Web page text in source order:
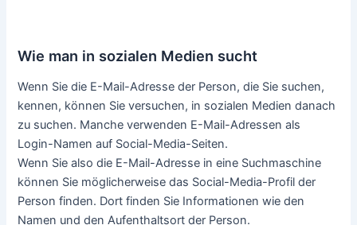
während andere umfassendere Ergebnisse liefern können.
Wie man einen Reverse-E-Mail-Lookup-
Dienst nutzt
Es gibt verschiedene Möglichkeiten, einen Reverse-
Lookup-Dienst für E-Mails zu nutzen. Die gebräuchlichste
Methode ist die Eingabe der E-Mail-Adresse in die
Suchleiste auf der Website. Dadurch werden alle
Informationen zurückgegeben, die der Dienst über den